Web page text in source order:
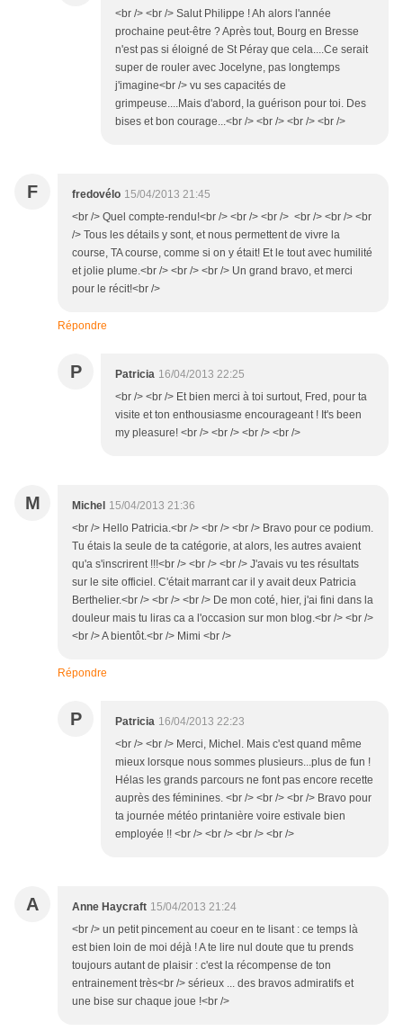
<br /> <br /> Salut Philippe ! Ah alors l'année
prochaine peut-être ? Après tout, Bourg en Bresse
n'est pas si éloigné de St Péray que cela....Ce serait
super de rouler avec Jocelyne, pas longtemps
j'imagine<br /> vu ses capacités de
grimpeuse....Mais d'abord, la guérison pour toi. Des
bises et bon courage...<br /> <br /> <br /> <br />
F fredovélo 15/04/2013 21:45
<br /> Quel compte-rendu!<br /> <br /> <br /> <br /> <br /> <br
/> Tous les détails y sont, et nous permettent de vivre la
course, TA course, comme si on y était! Et le tout avec humilité
et jolie plume.<br /> <br /> <br /> Un grand bravo, et merci
pour le récit!<br />
Répondre
P Patricia 16/04/2013 22:25
<br /> <br /> Et bien merci à toi surtout, Fred, pour ta
visite et ton enthousiasme encourageant ! It's been
my pleasure! <br /> <br /> <br /> <br />
M Michel 15/04/2013 21:36
<br /> Hello Patricia.<br /> <br /> <br /> Bravo pour ce podium.
Tu étais la seule de ta catégorie, at alors, les autres avaient
qu'a s'inscrirent !!!<br /> <br /> <br /> J'avais vu tes résultats
sur le site officiel. C'était marrant car il y avait deux Patricia
Berthelier.<br /> <br /> <br /> De mon coté, hier, j'ai fini dans la
douleur mais tu liras ca a l'occasion sur mon blog.<br /> <br />
<br /> A bientôt.<br /> Mimi <br />
Répondre
P Patricia 16/04/2013 22:23
<br /> <br /> Merci, Michel. Mais c'est quand même
mieux lorsque nous sommes plusieurs...plus de fun !
Hélas les grands parcours ne font pas encore recette
auprès des féminines. <br /> <br /> <br /> Bravo pour
ta journée météo printanière voire estivale bien
employée !! <br /> <br /> <br /> <br />
A Anne Haycraft 15/04/2013 21:24
<br /> un petit pincement au coeur en te lisant : ce temps là
est bien loin de moi déjà ! A te lire nul doute que tu prends
toujours autant de plaisir : c'est la récompense de ton
entrainement très<br /> sérieux ... des bravos admiratifs et
une bise sur chaque joue !<br />